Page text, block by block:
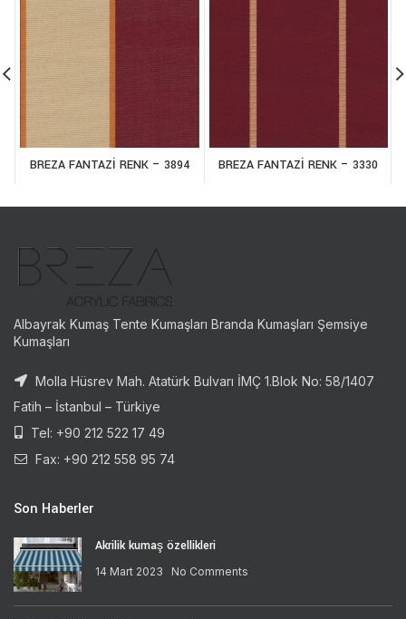
BREZA FANTAZİ RENK – 3894 BREZA FANTAZİ RENK – 3330
Albayrak Kumaş Tente Kumaşları Branda Kumaşları Şemsiye
Kumaşları
Molla Hüsrev Mah. Atatürk Bulvarı İMÇ 1.Blok No: 58/1407
Fatih – İstanbul – Türkiye
Tel: +90 212 522 17 49
Fax: +90 212 558 95 74
Son Haberler
Akrilik kumaş özellikleri
14 Mart 2023 No Comments